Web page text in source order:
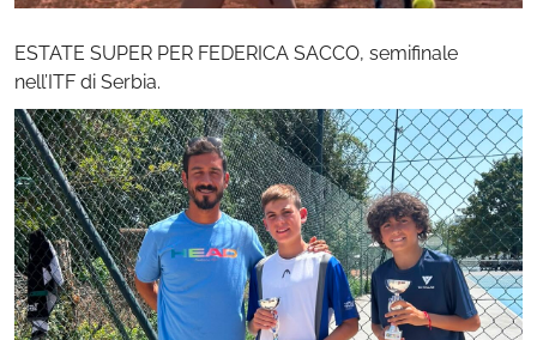
ESTATE SUPER PER FEDERICA SACCO, semifinale
nell’ITF di Serbia.